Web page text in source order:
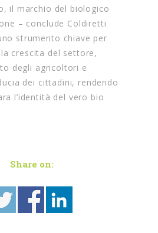
il marchio del biologico
– conclude Coldiretti
strumento chiave per
crescita del settore,
degli agricoltori e
dei cittadini, rendendo
l’identità del vero bio
Share on: